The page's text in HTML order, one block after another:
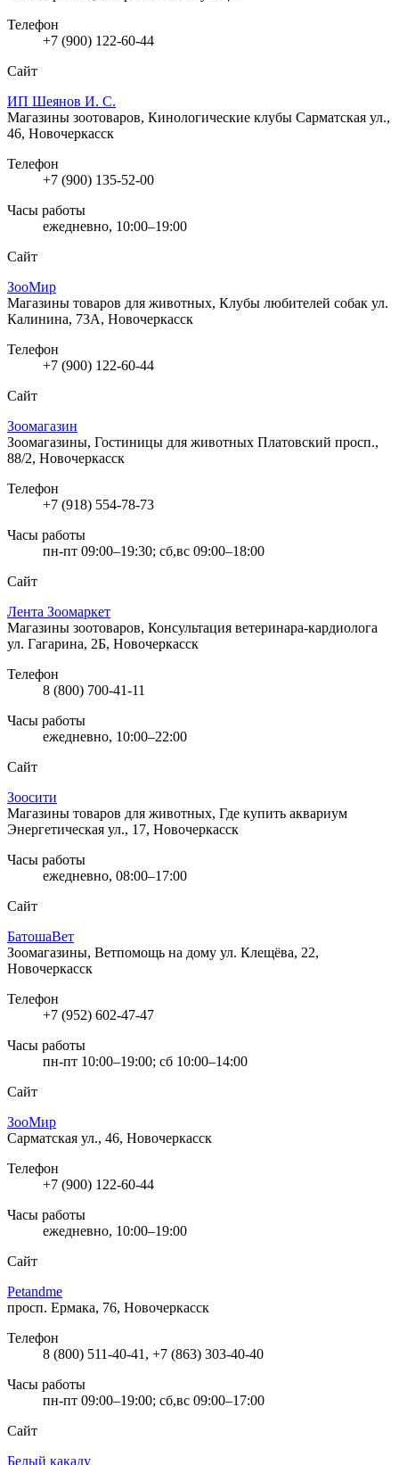
Телефон
+7 (900) 122-60-44
Сайт
ИП Шеянов И. С.
Магазины зоотоваров, Кинологические клубы Сарматская ул.,
46, Новочеркасск
Телефон
+7 (900) 135-52-00
Часы работы
ежедневно, 10:00–19:00
Сайт
ЗооМир
Магазины товаров для животных, Клубы любителей собак ул.
Калинина, 73А, Новочеркасск
Телефон
+7 (900) 122-60-44
Сайт
Зоомагазин
Зоомагазины, Гостиницы для животных Платовский просп.,
88/2, Новочеркасск
Телефон
+7 (918) 554-78-73
Часы работы
пн-пт 09:00–19:30; сб,вс 09:00–18:00
Сайт
Лента Зоомаркет
Магазины зоотоваров, Консультация ветеринара-кардиолога
ул. Гагарина, 2Б, Новочеркасск
Телефон
8 (800) 700-41-11
Часы работы
ежедневно, 10:00–22:00
Сайт
Зоосити
Магазины товаров для животных, Где купить аквариум
Энергетическая ул., 17, Новочеркасск
Часы работы
ежедневно, 08:00–17:00
Сайт
БатошаВет
Зоомагазины, Ветпомощь на дому ул. Клещёва, 22,
Новочеркасск
Телефон
+7 (952) 602-47-47
Часы работы
пн-пт 10:00–19:00; сб 10:00–14:00
Сайт
ЗооМир
Сарматская ул., 46, Новочеркасск
Телефон
+7 (900) 122-60-44
Часы работы
ежедневно, 10:00–19:00
Сайт
Petandme
просп. Ермака, 76, Новочеркасск
Телефон
8 (800) 511-40-41, +7 (863) 303-40-40
Часы работы
пн-пт 09:00–19:00; сб,вс 09:00–17:00
Сайт
Белый какаду